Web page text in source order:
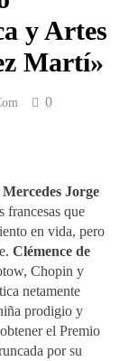
y Artes
Martí»
0
Mercedes Jorge
francesas que
en vida, pero
Clémence de
Chopin y
netamente
prodigio y
el Premio
por su